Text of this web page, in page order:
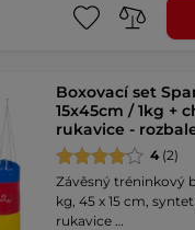
Boxovací set
15x45cm / 1kg +
rukavice -
4 (2)
Závěsný tréninkový
kg, 45 x 15 cm,
rukavice …